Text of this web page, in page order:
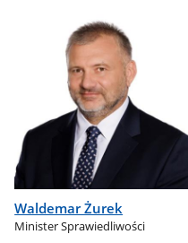
Waldemar Żurek
Minister Sprawiedliwości